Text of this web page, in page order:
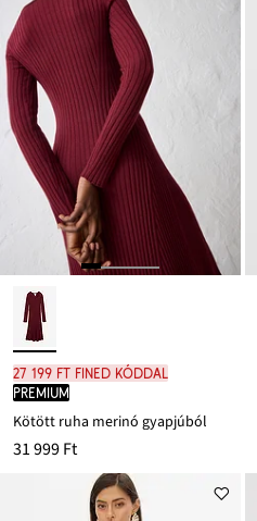
27 199 Ft FINED kóddal
PREMIUM
Kötött ruha merinó gyapjúból
31 999 Ft